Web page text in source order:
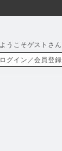
ようこそゲストさん
ログイン／会員登録